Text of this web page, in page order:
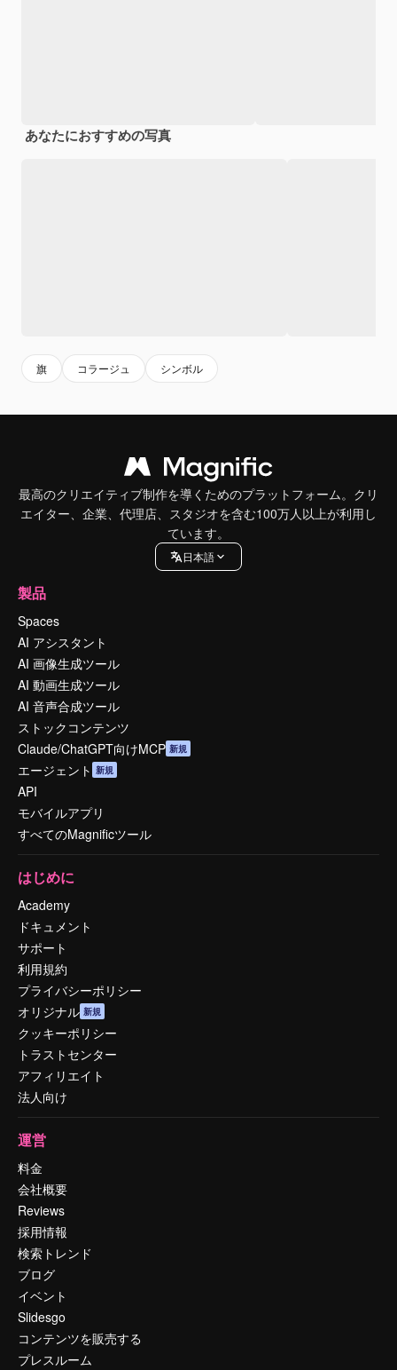
あなたにおすすめの写真
旗 コラージュ シンボル
最高のクリエイティブ制作を導くためのプラットフォーム。クリ
エイター、企業、代理店、スタジオを含む100万人以上が利用し
ています。
日本語
製品
Spaces
AI アシスタント
AI 画像生成ツール
AI 動画生成ツール
AI 音声合成ツール
ストックコンテンツ
Claude/ChatGPT向けMCP 新規
エージェント 新規
API
モバイルアプリ
すべてのMagnificツール
はじめに
Academy
ドキュメント
サポート
利用規約
プライバシーポリシー
オリジナル 新規
クッキーポリシー
トラストセンター
アフィリエイト
法人向け
運営
料金
会社概要
Reviews
採用情報
検索トレンド
ブログ
イベント
Slidesgo
コンテンツを販売する
プレスルーム